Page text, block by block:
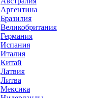
Аргентина
Бразилия
Великобритания
Германия
Испания
Италия
Китай
Латвия
Литва
Мексика